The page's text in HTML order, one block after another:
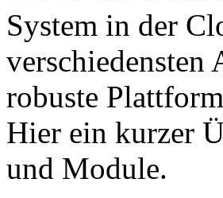
System in der
verschiedensten
robuste
Hier ein kurzer
und Module.